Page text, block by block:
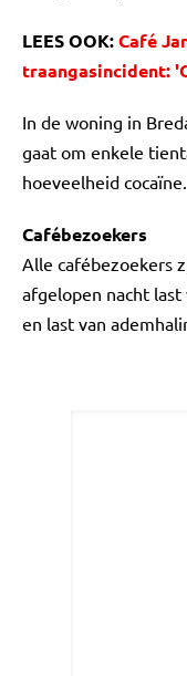
LEES OOK:Café
traangasincident:
In de woning in
gaat om enkele
hoeveelheid cocaïne.
Cafébezoekers
Alle cafébezoekers
afgelopen nacht
en last van